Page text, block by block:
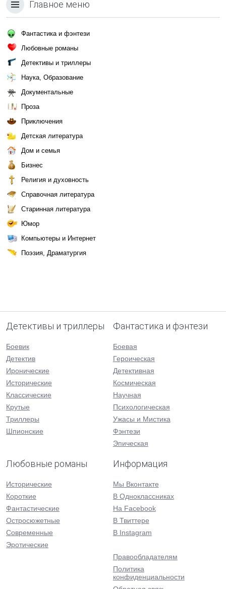
Главное меню
Фантастика и фэнтези
Любовные романы
Детективы и триллеры
Наука, Образование
Документальные
Проза
Приключения
Детская литература
Дом и семья
Бизнес
Религия и духовность
Справочная литература
Старинная литература
Юмор
Компьютеры и Интернет
Поэзия, Драматургия
Детективы и триллеры
Боевик
Детектив
Иронические
Исторические
Классические
Крутые
Триллеры
Шпионские
Фантастика и фэнтези
Боевая
Героическая
Детективная
Космическая
Научная
Психологическая
Ужасы и Мистика
Фэнтези
Эпическая
Любовные романы
Исторические
Короткие
Фантастические
Остросюжетные
Современные
Эротические
Информация
Мы Вконтакте
В Одноклассниках
На Facebook
В Твиттере
В Instagram
Правообладателям
Политика
конфиденциальности